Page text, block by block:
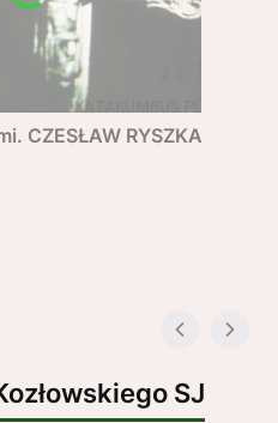
CZESŁAW RYSZKA
SJ